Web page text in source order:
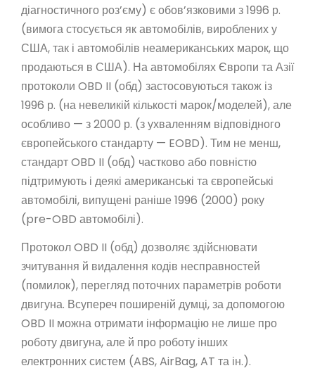
діагностичного роз’єму) є обов’язковими з 1996 р.
(вимога стосується як автомобілів, вироблених у
США, так і автомобілів неамериканських марок, що
продаються в США). На автомобілях Європи та Азії
протоколи OBD II (обд) застосовуються також із
1996 р. (на невеликій кількості марок/моделей), але
особливо — з 2000 р. (з ухваленням відповідного
європейського стандарту — EOBD). Тим не менш,
стандарт OBD II (обд) частково або повністю
підтримують і деякі американські та європейські
автомобілі, випущені раніше 1996 (2000) року
(pre-OBD автомобілі).
Протокол OBD II (обд) дозволяє здійснювати
зчитування й видалення кодів несправностей
(помилок), перегляд поточних параметрів роботи
двигуна. Всупереч поширеній думці, за допомогою
OBD II можна отримати інформацію не лише про
роботу двигуна, але й про роботу інших
електронних систем (ABS, AirBag, AT та ін.).